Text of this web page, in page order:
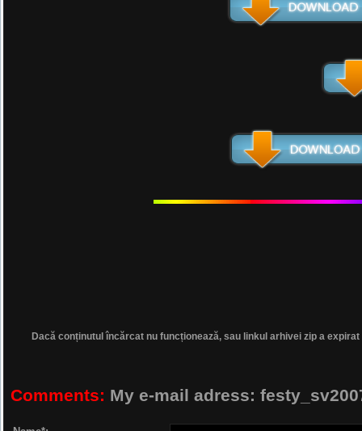
Dacă conținutul încărcat nu funcționează, sau linkul arhivei zip a
Comments: My e-mail adress: